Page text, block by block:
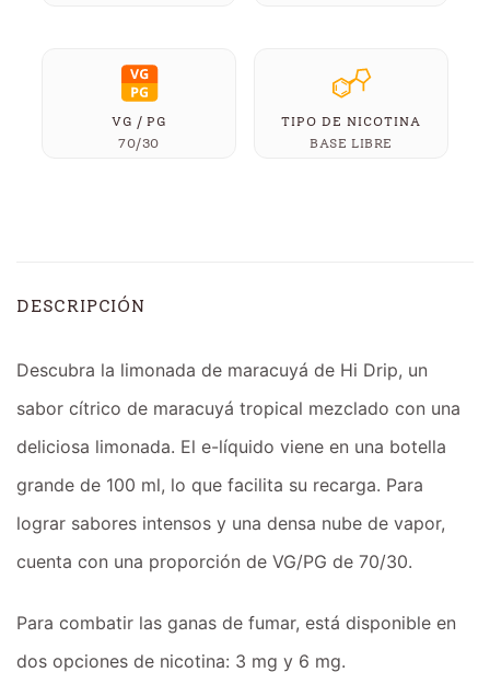
VG / PG
70/30
TIPO DE NICOTINA
BASE LIBRE
DESCRIPCIÓN
Descubra la limonada de maracuyá de Hi Drip, un
sabor cítrico de maracuyá tropical mezclado con una
deliciosa limonada. El e-líquido viene en una botella
grande de 100 ml, lo que facilita su recarga. Para
lograr sabores intensos y una densa nube de vapor,
cuenta con una proporción de VG/PG de 70/30.
Para combatir las ganas de fumar, está disponible en
dos opciones de nicotina: 3 mg y 6 mg.